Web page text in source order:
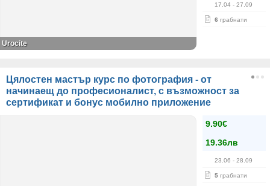
17.04 - 27.09
6 грабнати
Urocite
Цялостен мастър курс по фотография - от
начинаещ до професионалист, с възможност за
сертификат и бонус мобилно приложение
9.90€
19.36лв
23.06 - 28.09
5 грабнати